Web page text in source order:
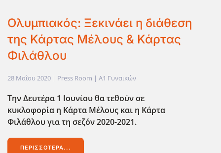
Ολυμπιακός: Ξεκινάει η διάθεση
της Κάρτας Μέλους & Κάρτας
Φιλάθλου
28 Μαΐου 2020 | Press Room | Α1 Γυναικών
Την Δευτέρα 1 Ιουνίου θα τεθούν σε
κυκλοφορία η Κάρτα Μέλους και η Κάρτα
Φιλάθλου για τη σεζόν 2020-2021.
ΠΕΡΙΣΣΌΤΕΡΑ...